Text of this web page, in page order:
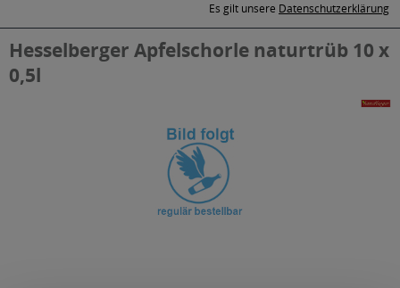
Es gilt unsere Datenschutzerklärung
Hesselberger Apfelschorle naturtrüb 10 x
0,5l